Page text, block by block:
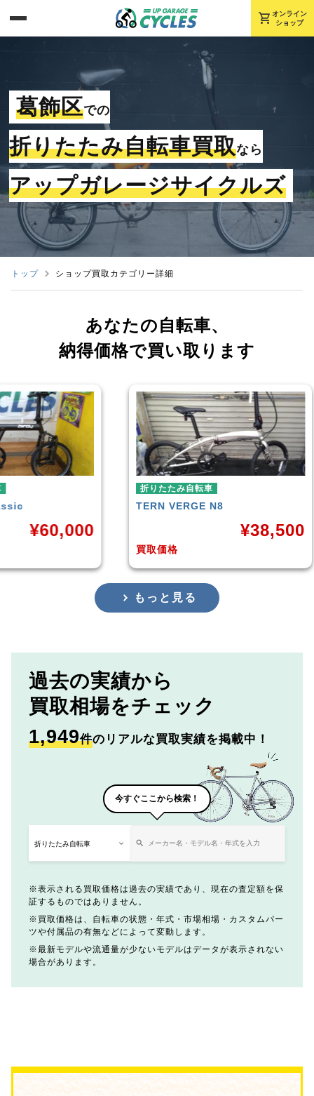
shopping_cart オンライン
ショップ
葛飾区での
折りたたみ自転車買取なら
アップガレージサイクルズ
トップ ショップ買取カテゴリー詳細
あなたの自転車、
納得価格で買い取ります
み自転車
N8
¥38,500
折りたたみ自転車
RENAULT
買取価格
¥
もっと見る
過去の実績から
買取相場をチェック
1,949件のリアルな買取実績を掲載中！
今すぐここから検索！
表示される買取価格は過去の実績であり、現在の査定額を保
証するものではありません。
買取価格は、自転車の状態・年式・市場相場・カスタムパー
ツや付属品の有無などによって変動します。
最新モデルや流通量が少ないモデルはデータが表示されない
場合があります。